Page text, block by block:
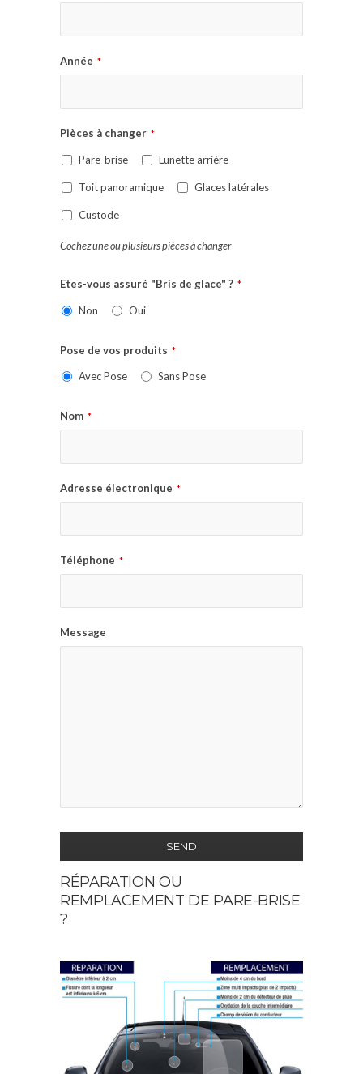
Année *
Pièces à changer *
Pare-brise Lunette arrière
Toit panoramique Glaces latérales
Custode
Cochez une ou plusieurs pièces à changer
Etes-vous assuré "Bris de glace" ? *
Non Oui
Pose de vos produits *
Avec Pose Sans Pose
Nom *
Adresse électronique *
Téléphone *
Message
SEND
This
field
should
left
blank
RÉPARATION OU
REMPLACEMENT DE PARE-BRISE
?